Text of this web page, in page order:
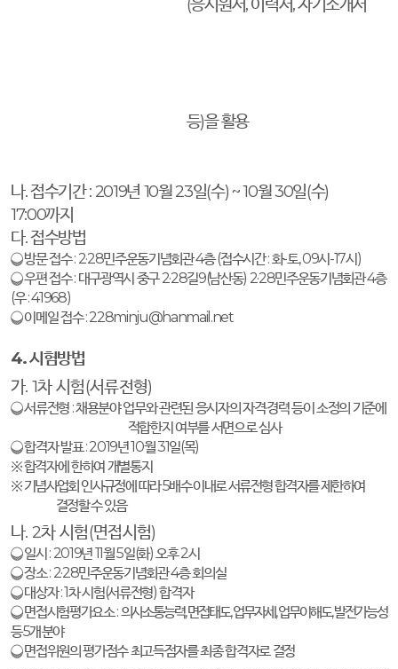
(응시원서,이력서,자기소개서
등)을 활용
나.접수기간: 2019년 10월23일(수) ~ 10월30일(수)
17:00까지
다.접수방법
❍방문 접수: 2·28민주운동기념회관4층(접수시간:화-토, 09시 -17시 )
❍우편 접수: 대구광역시 중구2·28길9(남산동) 2·28민주운동기념회관4층
(우: 41968)
❍이메일 접수: 228minju@hanmail.net
4.시험방법
가. 1차 시험(서류전형)
❍서류전형 :채용분야 업무와 관련된 응시자의 자격·경력 등이 소정의 기준에
적합한지 여부를 서면으로 심사
❍합격자 발표: 2019년10월31일(목)
※합격자에 한하여 개별통지
※기념사업회 인사규정에 따라5배수 이내로 서류전형 합격자를 제한하여
결정할 수 있음
나. 2차 시험(면접시험)
❍일시: 2019년11월5일(화) 오후2시
❍장소: 2·28민주운동기념회관4층 회의실
❍대상자: 1차 시험(서류전형)합격자
❍면접시험평가요소:의사소통능력,면접태도,업무자세,업무이해도,발전가능성
등5개 분야
❍면접위원의 평가점수 최고득점자를 최종 합격자로 결정